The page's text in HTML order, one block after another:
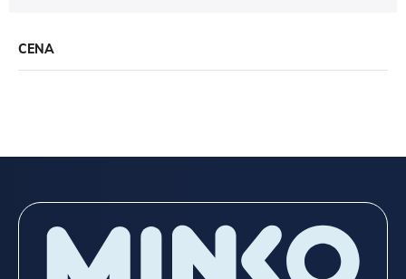
CENA